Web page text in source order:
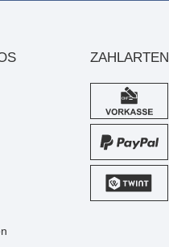
ZAHLARTEN